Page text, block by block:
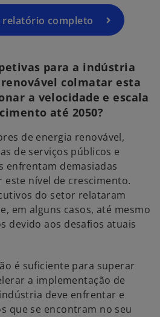
relatório completo
n
n
w
t
b
para a indústria
colmatar esta
a velocidade e escala
até 2050?
de energia renovável,
de serviços públicos e
enfrentam demasiadas
nível de crescimento.
do setor relataram
em alguns casos, até mesmo
devido aos desafios atuais
é suficiente para superar
a implementação de
deve enfrentar e
que se encontram no seu